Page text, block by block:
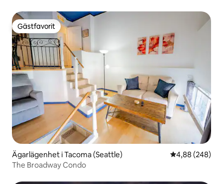
Gästfavorit
Gästfavorit
Ägarlägenhet i Tacoma (Seattle) 4,88 av 5 i
4,88 (248)
The Broadway Condo